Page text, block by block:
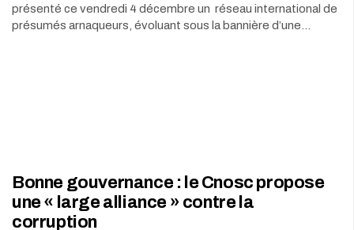
présenté ce vendredi 4 décembre un réseau international de
présumés arnaqueurs, évoluant sous la bannière d’une…
Bonne gouvernance : le Cnosc propose
une « large alliance » contre la
corruption